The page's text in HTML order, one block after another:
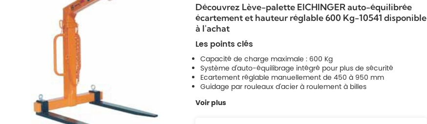
Découvrez Lève-palette EICHINGER auto-équilibrée
écartement et hauteur réglable 600 Kg-10541 disponible
à l'achat
Les points clés
Capacité de charge maximale : 600 Kg
Système d'auto-équilibrage intégré pour plus de sécurité
Ecartement réglable manuellement de 450 à 950 mm
Guidage par rouleaux d'acier à roulement à billes
Voir plus